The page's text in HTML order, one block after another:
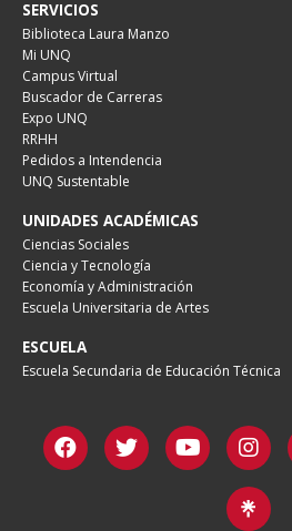
SERVICIOS
Biblioteca Laura Manzo
Mi UNQ
Campus Virtual
Buscador de Carreras
Expo UNQ
RRHH
Pedidos a Intendencia
UNQ Sustentable
UNIDADES ACADÉMICAS
Ciencias Sociales
Ciencia y Tecnología
Economía y Administración
Escuela Universitaria de Artes
ESCUELA
Escuela Secundaria de Educación Técnica